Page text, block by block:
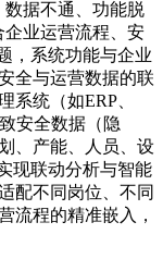
数据不通、功能脱
业运营流程、安
，系统功能与企业
全与运营数据的联
系统（如ERP、
安全数据（隐
、产能、人员、设
现联动分析与智能
配不同岗位、不同
流程的精准嵌入，